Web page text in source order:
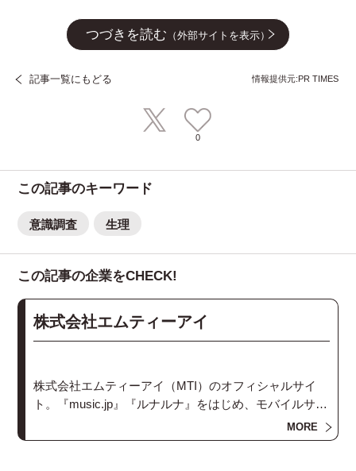
つづきを読む （外部サイトを表示）
記事一覧にもどる 情報提供元:PR TIMES
0
この記事のキーワード
意識調査 生理
この記事の企業をCHECK!
株式会社エムティーアイ
株式会社エムティーアイ（MTI）のオフィシャルサイ
ト。『music.jp』『ルナルナ』をはじめ、モバイルサイ
トを通じて、便利で楽しいサービスを提供する、モバ
イル・コンテンツ企業です。
MORE